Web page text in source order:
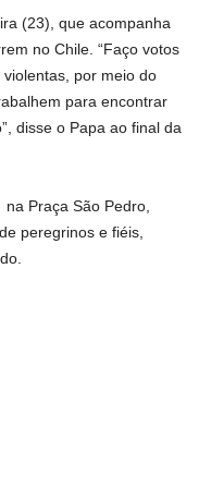
(23), que acompanha
no Chile. “Faço votos
por meio do
para encontrar
disse o Papa ao final da
Praça São Pedro,
peregrinos e fiéis,